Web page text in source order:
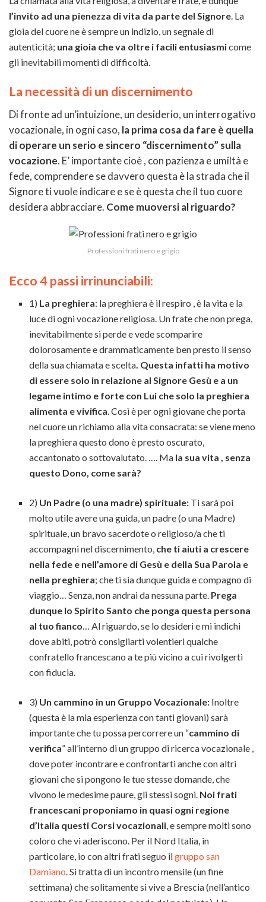
l’invito ad una pienezza di vita da parte del Signore . La
gioia del cuore ne è sempre un indizio, un segnale di
autenticità; una gioia che va oltre i facili entusiasmicome
gli inevitabili momenti di difficoltà.
La necessità di un discernimento
Di fronte ad un’intuizione, un desiderio, un interrogativo
vocazionale, in ogni caso, la prima cosa da fare è quella
di operare un serio e sincero “discernimento” sulla
vocazione. E’ importante cioè , con pazienza e umiltà e
fede, comprendere se davvero questa è la strada che il
Signore ti vuole indicare e se è questa che il tuo cuore
desidera abbracciare. Come muoversi al riguardo?
Professioni frati nero e grigio
Ecco 4 passi irrinunciabili:
1) La preghiera: la preghiera è il respiro , è la vita e la
luce di ogni vocazione religiosa. Un frate che non prega,
inevitabilmente si perde e vede scomparire
dolorosamente e drammaticamente ben presto il senso
della sua chiamata e scelta. Questa infatti ha motivo
di essere solo in relazione al Signore Gesù e a un
legame intimo e forte con Lui che solo la preghiera
alimenta e vivifica. Così è per ogni giovane che porta
nel cuore un richiamo alla vita consacrata: se viene meno
la preghiera questo dono è presto oscurato,
accantonato o sottovalutato. …. Ma la sua vita , senza
questo Dono, come sarà?
2) Un Padre (o una madre) spirituale: Ti sarà poi
molto utile avere una guida, un padre (o una Madre)
spirituale, un bravo sacerdote o religioso/a che ti
accompagni nel discernimento, che ti aiuti a crescere
nella fede e nell’amore di Gesù e della Sua Parola e
nella preghiera; che ti sia dunque guida e compagno di
viaggio… Senza, non andrai da nessuna parte. Prega
dunque lo Spirito Santo che ponga questa persona
al tuo fianco… Al riguardo, se lo desideri e mi indichi
dove abiti, potrò consigliarti volentieri qualche
confratello francescano a te più vicino a cui rivolgerti
con fiducia.
3) Un cammino in un Gruppo Vocazionale: Inoltre
(questa è la mia esperienza con tanti giovani) sarà
importante che tu possa percorrere un “cammino di
verifica” all’interno di un gruppo di ricerca vocazionale ,
dove poter incontrare e confrontarti anche con altri
giovani che si pongono le tue stesse domande, che
vivono le medesime paure, gli stessi sogni. Noi frati
francescani proponiamo in quasi ogni regione
d’Italia questi Corsi vocazionali, e sempre molti sono
coloro che vi aderiscono. Per il Nord Italia, in
particolare, io con altri frati seguo ilgruppo san
Damiano. Si tratta di un incontro mensile (un fine
settimana) che solitamente si vive a Brescia (nell’antico